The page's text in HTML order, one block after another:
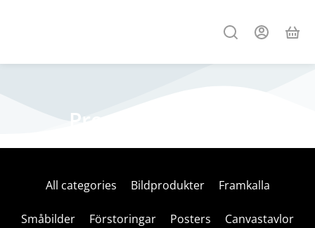
Premium courses
All categories Bildprodukter Framkalla
Småbilder Förstoringar Posters Canvastavlor